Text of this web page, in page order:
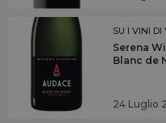
SU I VINI
Serena
Blanc de
24 Luglio